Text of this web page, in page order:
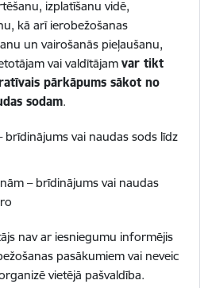
izplatīšanu vidē,
kā arī ierobežošanas
un vairošanās pieļaušanu,
vai valdītājam var tikt
pārkāpums sākot no
sodam.
brīdinājums vai naudas sods līdz
– brīdinājums vai naudas
nav ar iesniegumu informējis
pasākumiem vai neveic
vietējā pašvaldība.